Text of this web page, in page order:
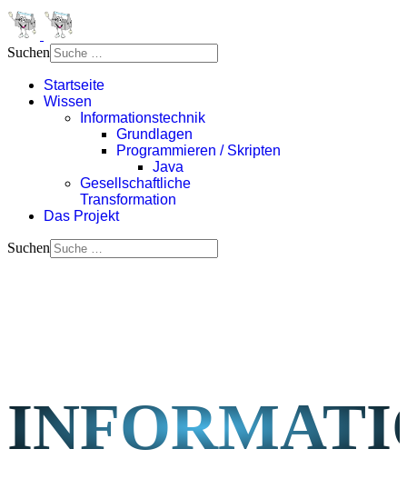
Suchen
Startseite
Wissen
Informationstechnik
Grundlagen
Programmieren / Skripten
Java
Gesellschaftliche
Transformation
Das Projekt
Suchen